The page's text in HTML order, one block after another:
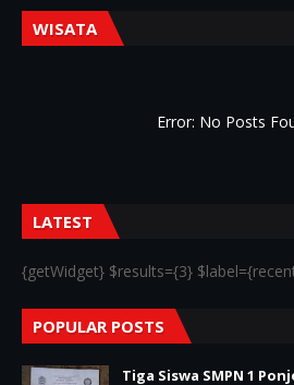
WISATA
Error: No Posts
LATEST
{getWidget} $results={3}
POPULAR POSTS
Tiga Siswa SMPN 1